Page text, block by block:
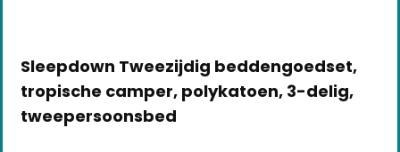
Sleepdown Tweezijdig beddengoedset,
tropische camper, polykatoen, 3-delig,
tweepersoonsbed